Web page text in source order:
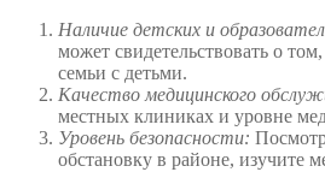
Наличие детских и
может свидетельствовать о
семьи с детьми.
Качество медицинского
местных клиниках и уровне
Уровень безопасности:
обстановку в районе, изучите